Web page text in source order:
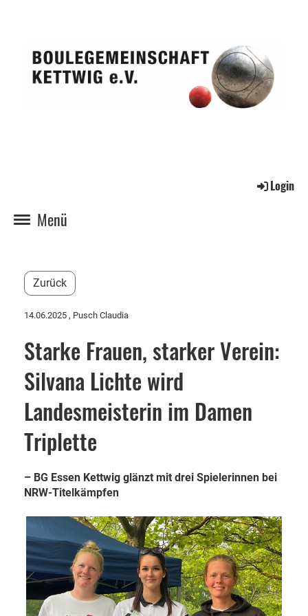
Login
Menü
Zurück
14.06.2025 , Pusch Claudia
Starke Frauen, starker Verein:
Silvana Lichte wird
Landesmeisterin im Damen
Triplette
– BG Essen Kettwig glänzt mit drei Spielerinnen bei
NRW-Titelkämpfen